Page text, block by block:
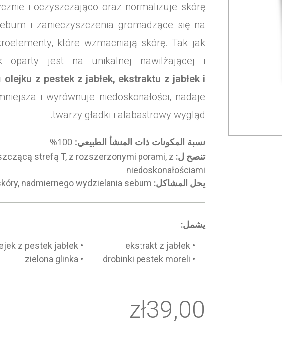
i oczyszczająco oraz normalizuje skórę
i zanieczyszczenia gromadzące się na
które wzmacniają skórę. Tak jak
oparty jest na unikalnej nawilżającej i
olejku z pestek z jabłek, ekstraktu z jabłek i
i wyrównuje niedoskonałości, nadaje
twarzy gładki i alabastrowy wygląd.
نسبة المكونات ذات المنشأ الطبيعي: 100%
تنصح ل: strefą T, z rozszerzonymi porami, z
niedoskonałościami
يحل المشاكل:
يشمل:
ekstrakt z jabłek
z pestek jabłek
drobinki pestek moreli
zielona glinka
zł39,00